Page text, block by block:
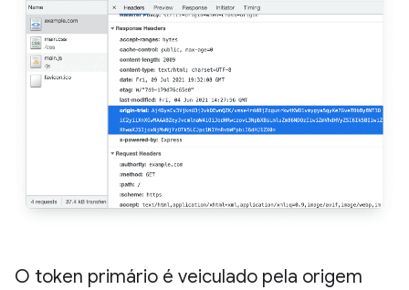
O token primário é veiculado pela origem